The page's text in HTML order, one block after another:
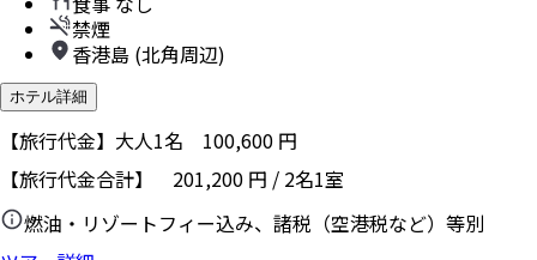
禁煙
香港島 (北角周辺)
ホテル詳細
【旅行代金】大人1名 100,600 円
【旅行代金合計】 201,200 円 / 2名1室
燃油・リゾートフィー込み、諸税（空港税など）等別